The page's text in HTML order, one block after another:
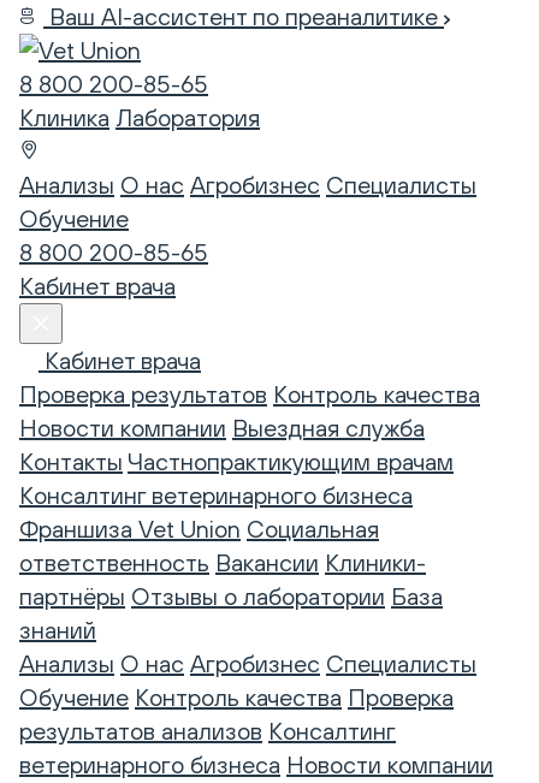
Ваш AI-ассистент по преаналитике
8 800 200-85-65
Клиника Лаборатория
Анализы О нас Агробизнес Специалисты
Обучение
8 800 200-85-65
Кабинет врача
Кабинет врача
Проверка результатов Контроль качества
Новости компании Выездная служба
Контакты Частнопрактикующим врачам
Консалтинг ветеринарного бизнеса
Франшиза Vet Union Социальная
ответственность Вакансии Клиники-
партнёры Отзывы о лаборатории База
знаний
Анализы О нас Агробизнес Специалисты
Обучение Контроль качества Проверка
результатов анализов Консалтинг
ветеринарного бизнеса Новости компании